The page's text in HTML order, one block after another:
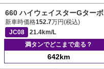
660 ハイウェイスターGターボ
新車時価格152.7万円(税込)
JC08
21.4km/L
満タンでどこまで走る？
642km